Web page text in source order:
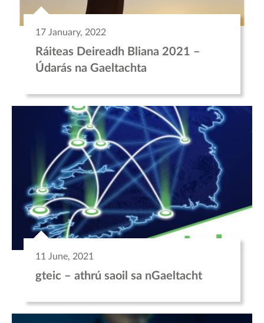
17 January, 2022
Ráiteas Deireadh Bliana 2021 –
Údarás na Gaeltachta
11 June, 2021
gteic – athrú saoil sa nGaeltacht